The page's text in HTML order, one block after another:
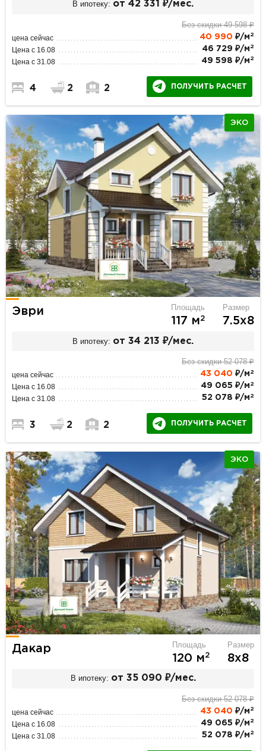
В ипотеку: от 42 331 ₽/мес.
Без скидки 49 598 ₽
цена сейчас 40 990 ₽/м 2
Цена с 16.08 46 729 ₽/м 2
Цена с 31.08 49 598 ₽/м 2
4 2 2 ПОЛУЧИТЬ РАСЧЕТ
ЭКО
Эври Площадь
117 м2
Размер
7.5х8
В ипотеку: от 34 213 ₽/мес.
Без скидки 52 078 ₽
цена сейчас 43 040 ₽/м 2
Цена с 16.08 49 065 ₽/м 2
Цена с 31.08 52 078 ₽/м 2
3 2 2 ПОЛУЧИТЬ РАСЧЕТ
ЭКО
Дакар Площадь
120 м2
Размер
8х8
В ипотеку: от 35 090 ₽/мес.
Без скидки 52 078 ₽
цена сейчас 43 040 ₽/м 2
Цена с 16.08 49 065 ₽/м 2
Цена с 31.08 52 078 ₽/м 2